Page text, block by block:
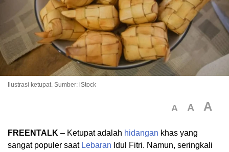
Ilustrasi ketupat. Sumber: iStock
A A A
FREENTALK – Ketupat adalah hidangan khas yang
sangat populer saat Lebaran Idul Fitri. Namun, seringkali